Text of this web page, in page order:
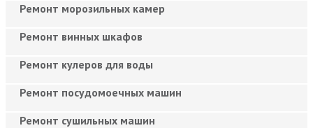
Ремонт морозильных камер
Ремонт винных шкафов
Ремонт кулеров для воды
Ремонт посудомоечных машин
Ремонт сушильных машин